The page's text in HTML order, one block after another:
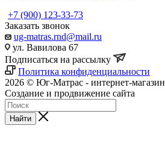
+7 (900) 123-33-73
Заказать звонок
ug-matras.rnd@mail.ru
ул. Вавилова 67
Подписаться на рассылку
Политика конфиденциальности
2026 © Юг-Матрас - интернет-магазин
Создание и продвижение сайта
Найти